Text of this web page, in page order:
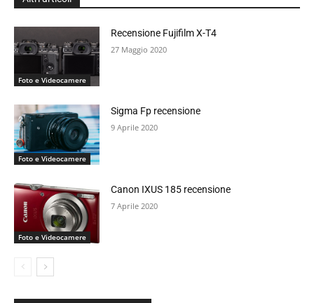
Foto e Videocamere
Recensione Fujifilm X-T4
27 Maggio 2020
Foto e Videocamere
Sigma Fp recensione
9 Aprile 2020
Foto e Videocamere
Canon IXUS 185 recensione
7 Aprile 2020